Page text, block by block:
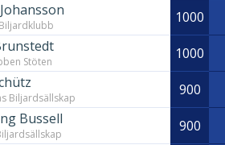
1000
Stöten 1000
Biljardsällskap 900
Bussell 900